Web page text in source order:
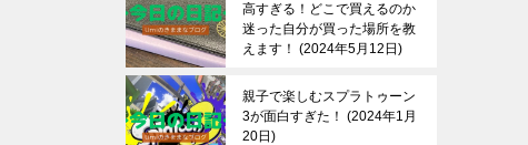
高すぎる！どこで買えるのか
迷った自分が買った場所を教
えます！
2024年5月12日
親子で楽しむスプラトゥーン
3が面白すぎた！
2024年1月
20日